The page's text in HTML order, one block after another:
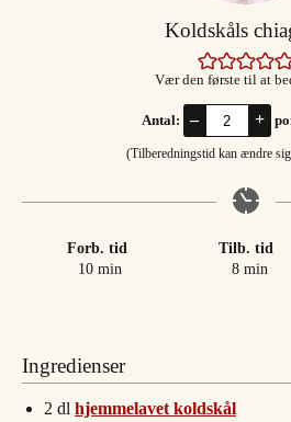
Koldskåls
Vær den første til at
Antal: – +
(Tilberedningstid kan ændre
Forb. tid
10minutter
min
Tilb. tid
8minutter
min
Ingredienser
2 dl hjemmelavet koldskål